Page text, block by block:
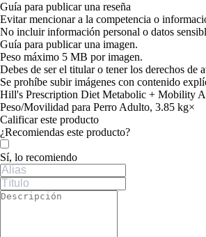
Guía para publicar una reseña
Evitar mencionar a la competencia o
No incluir información personal o datos
Guía para publicar una imagen.
Peso máximo 5 MB por imagen.
Debes de ser el titular o tener los derechos de
Se prohíbe subir imágenes con contenido
Hill's Prescription Diet Metabolic + Mobility
Peso/Movilidad para Perro Adulto, 3.85 kg×
Calificar este producto
Tu valoración
¿Recomiendas este producto?
Sí, lo recomiendo